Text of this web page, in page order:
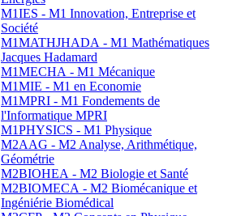
M1IES - M1 Innovation, Entreprise et
Société
M1MATHJHADA - M1 Mathématiques
Jacques Hadamard
M1MECHA - M1 Mécanique
M1MIE - M1 en Economie
M1MPRI - M1 Fondements de
l'Informatique MPRI
M1PHYSICS - M1 Physique
M2AAG - M2 Analyse, Arithmétique,
Géométrie
M2BIOHEA - M2 Biologie et Santé
M2BIOMECA - M2 Biomécanique et
Ingéniérie Biomédical